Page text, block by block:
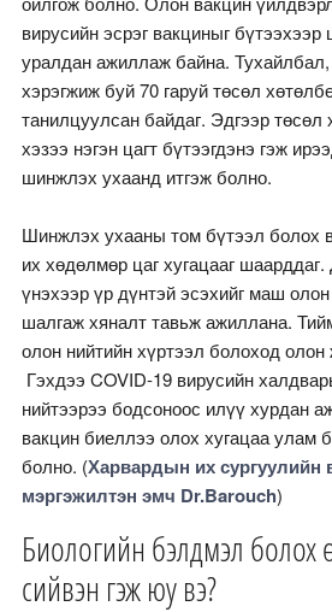
вирусийн эсрэг вакциныг бүтээхээр
уралдан ажиллаж байна.
хэрэгжиж буй 70 гаруй төсөл
танилцуулсан байдаг. Эдгээр төсөл
хэзээ нэгэн цагт бүтээгдэнэ гэж
шинжлэх ухаанд итгэж болно.
Шинжлэх ухааны том бүтээл болох
их хөдөлмөр цаг хугацааг
үнэхээр үр дүнтэй эсэхийг маш олон
шалгаж хяналт тавьж ажиллана.
олон нийтийн хүртээл болоход олон
Гэхдээ COVID-19 вирусийн
нийтээрээ бодсоноос илүү хурдан
вакцин биеллээ олох хугацаа улам
болно. (Харвардын их сургуулийн
мэргэжилтэн эмч Dr.Barouch)
Биологийн бэлдмэл болох
сийвэн гэж юу вэ?